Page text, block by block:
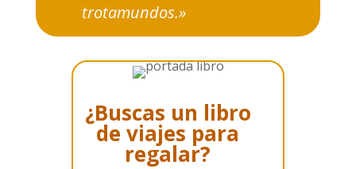
trotamundos.»
¿Buscas un libro
de viajes para
regalar?